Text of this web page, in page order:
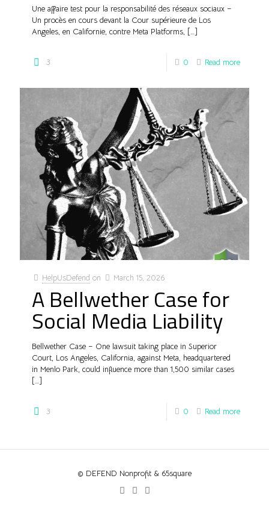
Une affaire test pour la responsabilité des réseaux sociaux –
Un procès en cours devant la Cour supérieure de Los
Angeles, en Californie, contre Meta Platforms, […]
3 0 Read more
HelpUsDefend on March 15, 2026
A Bellwether Case for
Social Media Liability
Bellwether Case – One lawsuit taking place in Superior
Court, Los Angeles, California, against Meta, headquartered
in Menlo Park, could influence more than 1,500 similar cases
[…]
3 0 Read more
© DEFEND Nonprofit & 65square